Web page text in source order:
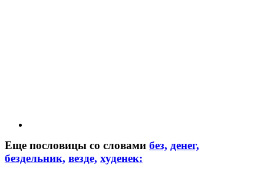
Еще пословицы со словами без, денег,
бездельник, везде, худенек: